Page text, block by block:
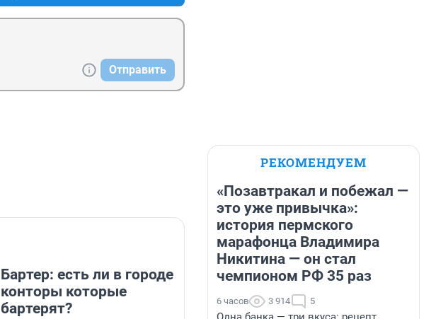
Отправить
Бартер: есть ли в городе
конторы которые
бартерят?
РЕКОМЕНДУЕМ
«Позавтракал и побежал —
это уже привычка»:
история пермского
марафонца Владимира
Никитина — он стал
чемпионом РФ 35 раз
6 часов 3 914 5